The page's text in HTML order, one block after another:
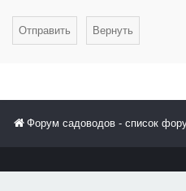
Форум садоводов - список